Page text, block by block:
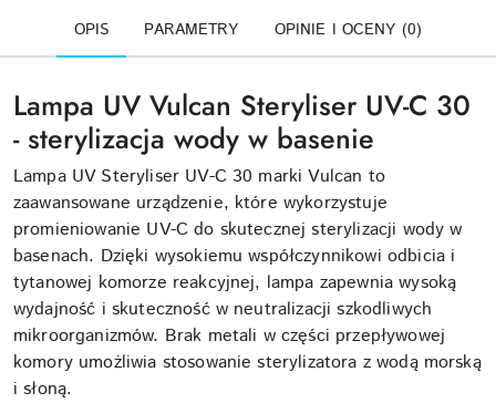
OPIS PARAMETRY OPINIE I OCENY (0)
Lampa UV Vulcan Steryliser UV-C 30
- sterylizacja wody w basenie
Lampa UV Steryliser UV-C 30 marki Vulcan to
zaawansowane urządzenie, które wykorzystuje
promieniowanie UV-C do skutecznej sterylizacji wody w
basenach. Dzięki wysokiemu współczynnikowi odbicia i
tytanowej komorze reakcyjnej, lampa zapewnia wysoką
wydajność i skuteczność w neutralizacji szkodliwych
mikroorganizmów. Brak metali w części przepływowej
komory umożliwia stosowanie sterylizatora z wodą morską
i słoną.